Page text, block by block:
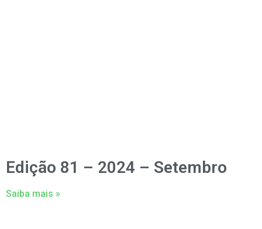
Edição 81 – 2024 – Setembro
Saiba mais »